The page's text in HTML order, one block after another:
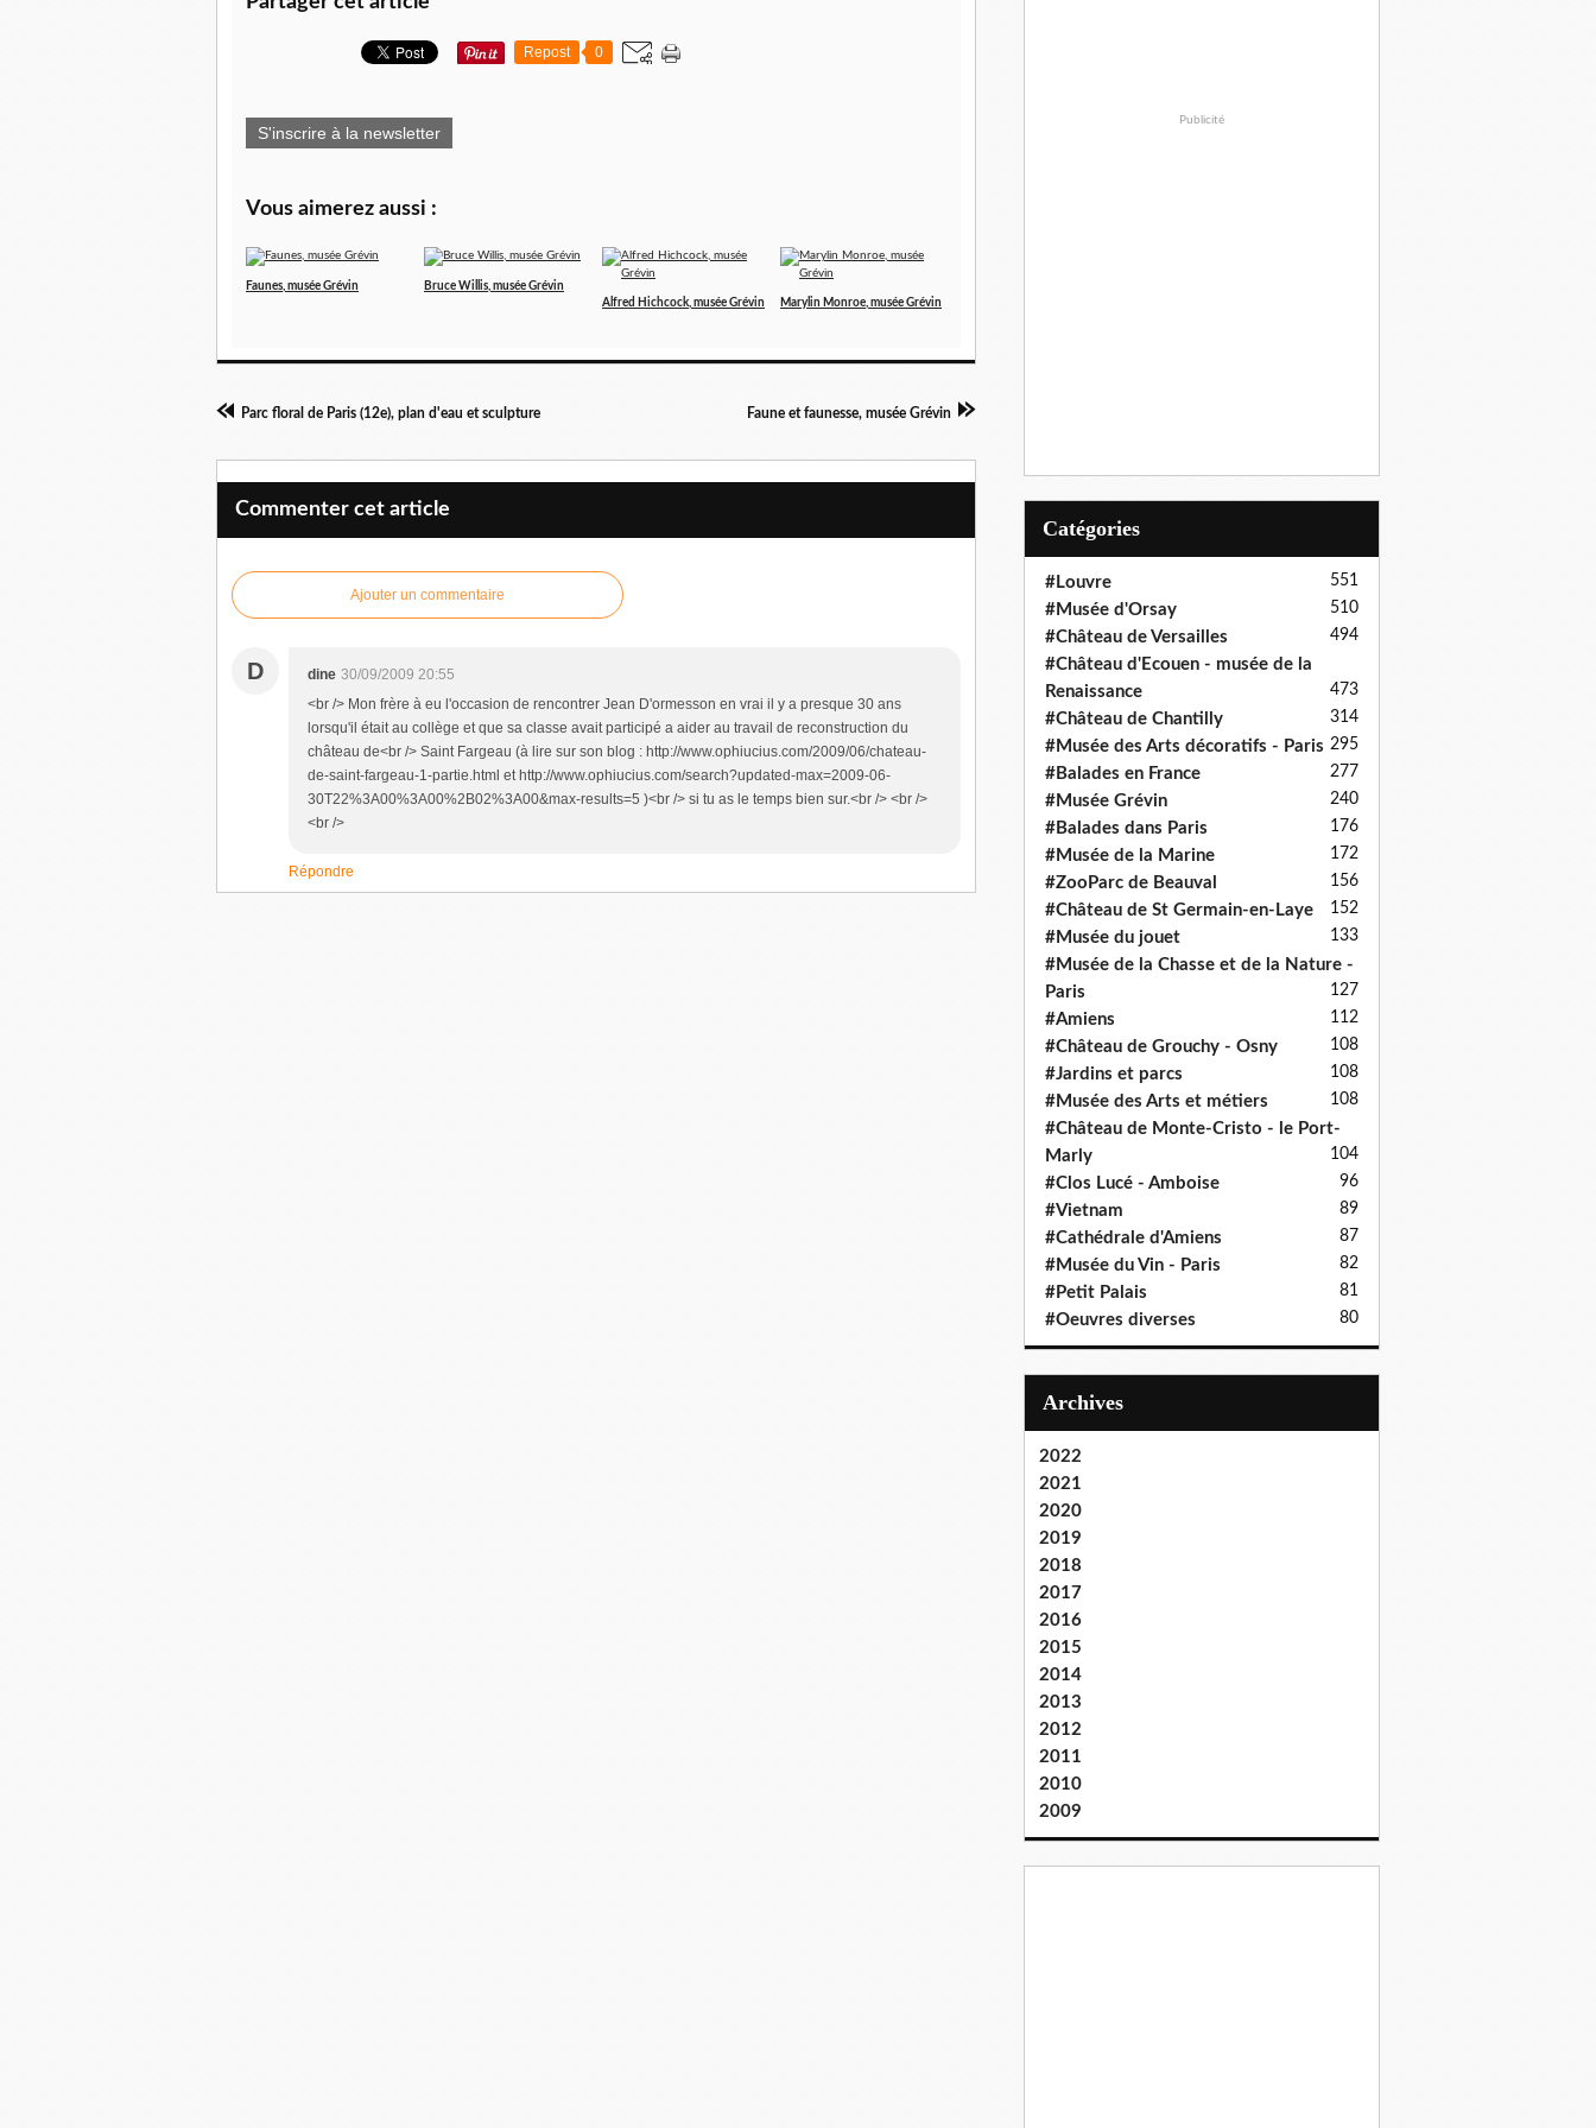
Repost 0
S'inscrire à la newsletter
Vous aimerez aussi :
Faunes, musée Grévin
Bruce Willis, musée Grévin
Alfred Hichcock, musée Grévin
Marylin Monroe, musée Grévin
Parc floral de Paris (12e), plan d'eau et sculpture Faune et faunesse, musée Grévin
Commenter cet article
Ajouter un commentaire
D dine 30/09/2009 20:55
<br /> Mon frère à eu l'occasion de rencontrer Jean D'ormesson en vrai il y a presque 30 ans
lorsqu'il était au collège et que sa classe avait participé a aider au travail de reconstruction du
château de<br /> Saint Fargeau (à lire sur son blog : http://www.ophiucius.com/2009/06/chateau-
de-saint-fargeau-1-partie.html et http://www.ophiucius.com/search?updated-max=2009-06-
30T22%3A00%3A00%2B02%3A00&max-results=5 )<br /> si tu as le temps bien sur.<br /> <br />
<br />
Répondre
Publicité
Catégories
#Louvre 551
#Musée d'Orsay 510
#Château de Versailles 494
#Château d'Ecouen - musée de la
Renaissance
473
#Château de Chantilly 314
#Musée des Arts décoratifs - Paris 295
#Balades en France 277
#Musée Grévin 240
#Balades dans Paris 176
#Musée de la Marine 172
#ZooParc de Beauval 156
#Château de St Germain-en-Laye 152
#Musée du jouet 133
#Musée de la Chasse et de la Nature -
Paris
127
#Amiens 112
#Château de Grouchy - Osny 108
#Jardins et parcs 108
#Musée des Arts et métiers 108
#Château de Monte-Cristo - le Port-
Marly
104
#Clos Lucé - Amboise 96
#Vietnam 89
#Cathédrale d'Amiens 87
#Musée du Vin - Paris 82
#Petit Palais 81
#Oeuvres diverses 80
Archives
2022
2021
2020
2019
2018
2017
2016
2015
2014
2013
2012
2011
2010
2009